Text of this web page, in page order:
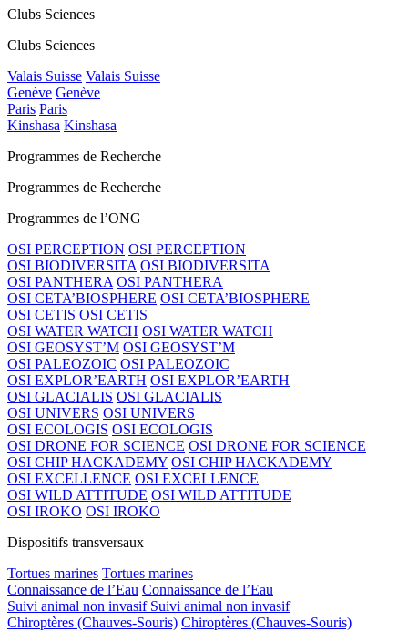
Clubs Sciences
Clubs Sciences
Valais Suisse Valais Suisse
Genève Genève
Paris Paris
Kinshasa Kinshasa
Programmes de Recherche
Programmes de Recherche
Programmes de l’ONG
OSI PERCEPTION OSI PERCEPTION
OSI BIODIVERSITA OSI BIODIVERSITA
OSI PANTHERA OSI PANTHERA
OSI CETA’BIOSPHERE OSI CETA’BIOSPHERE
OSI CETIS OSI CETIS
OSI WATER WATCH OSI WATER WATCH
OSI GEOSYST’M OSI GEOSYST’M
OSI PALEOZOIC OSI PALEOZOIC
OSI EXPLOR’EARTH OSI EXPLOR’EARTH
OSI GLACIALIS OSI GLACIALIS
OSI UNIVERS OSI UNIVERS
OSI ECOLOGIS OSI ECOLOGIS
OSI DRONE FOR SCIENCE OSI DRONE FOR SCIENCE
OSI CHIP HACKADEMY OSI CHIP HACKADEMY
OSI EXCELLENCE OSI EXCELLENCE
OSI WILD ATTITUDE OSI WILD ATTITUDE
OSI IROKO OSI IROKO
Dispositifs transversaux
Tortues marines Tortues marines
Connaissance de l’Eau Connaissance de l’Eau
Suivi animal non invasif Suivi animal non invasif
Chiroptères (Chauves-Souris) Chiroptères (Chauves-Souris)